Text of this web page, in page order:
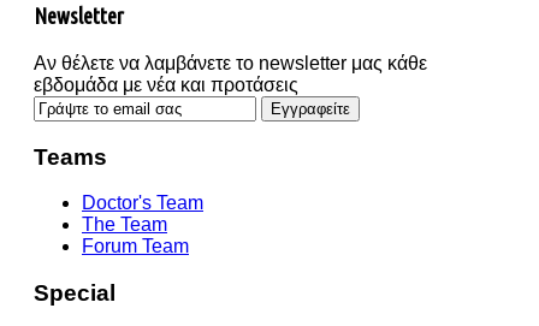
Newsletter
Αν θέλετε να λαμβάνετε το newsletter μας κάθε
εβδομάδα με νέα και προτάσεις
Teams
Doctor's Team
The Team
Forum Team
Special